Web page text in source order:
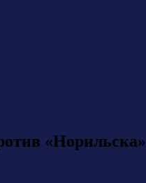
«Норильска»